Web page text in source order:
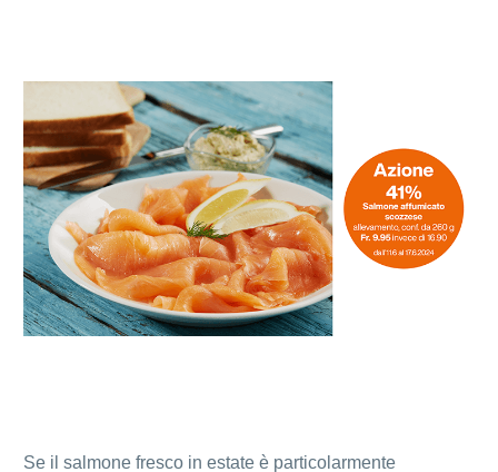
Se il salmone fresco in estate è particolarmente